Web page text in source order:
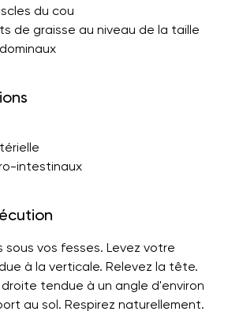
du cou
de graisse au niveau de la taille
intestinaux
sous vos fesses. Levez votre
à la verticale. Relevez la tête.
tendue à un angle d'environ
au sol. Respirez naturellement.